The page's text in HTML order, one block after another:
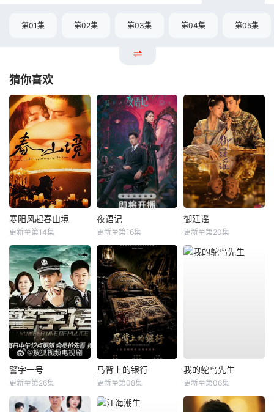
第01集 第02集 第03集 第04集 第05集
猜你喜欢
寒阳风起春山境
更新至第14集
夜语记
更新至第16集
御廷谣
更新至第20集
警字一号
更新至第26集
马背上的银行
更新至第08集
我的鸵鸟先生
更新至第06集